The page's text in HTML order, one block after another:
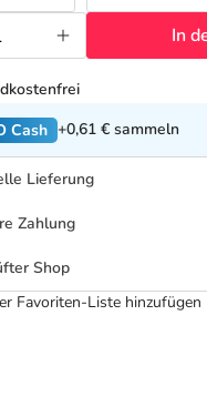
In
Cash +0,61 € sammeln
Lieferung
Zahlung
Shop
Favoriten-Liste hinzufügen